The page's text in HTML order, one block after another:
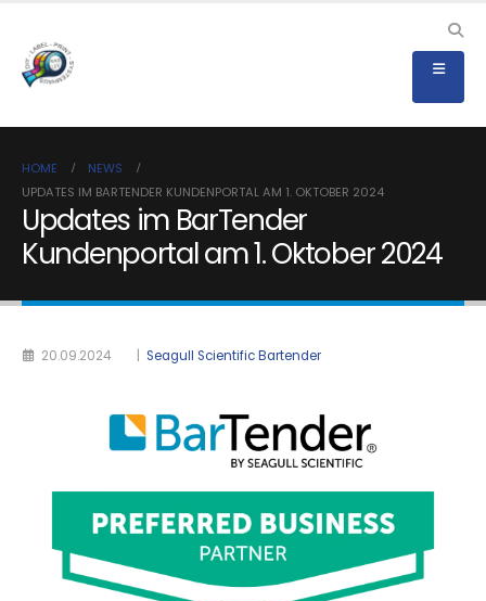
HOME
NEWS
UPDATES IM BARTENDER KUNDENPORTAL AM 1. OKTOBER 2024
Updates im BarTender
Kundenportal am 1. Oktober 2024
20.09.2024 Seagull Scientific Bartender